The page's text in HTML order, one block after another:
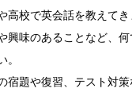
高校で英会話を教えてき
興味のあることなど、何
。
宿題や復習、テスト対